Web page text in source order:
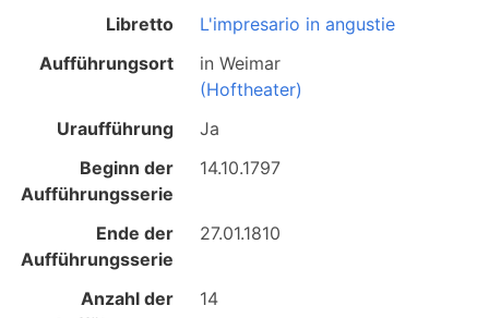
Libretto
L'impresario in angustie
Aufführungsort
inWeimar
(Hoftheater)
Uraufführung
Ja
Beginn der
Aufführungsserie
14.10.1797
Ende der
Aufführungsserie
27.01.1810
Anzahl der
14